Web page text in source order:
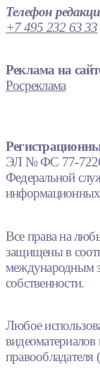
Телефон
+7 495 232 63 33
Реклама на
Росреклама
ЭЛ № ФС 77-
Федеральной
информационных
Все права на
защищены в
международным
собственности.
Любое
видеоматериалов